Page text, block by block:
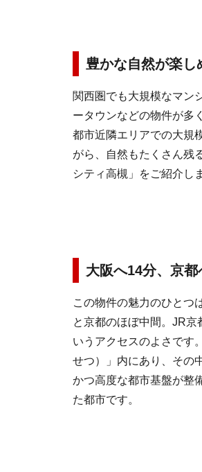
豊かな自然が楽し
関西圏でも大規模なマン
ータウンなどの物件が多
都市近隣エリアでの大規
がら、自然もたくさん残
シティ高槻」をご紹介し
大阪へ14分、京都
この物件の魅力のひとつ
と京都のほぼ中間。JR京
いうアクセスのよさです
せつ）」内にあり、その
かつ高度な都市基盤が整
た都市です。